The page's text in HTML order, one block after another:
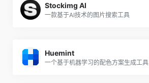
Stockimg AI
一款基于AI技术的图片搜索工具
Huemint
一个基于机器学习的配色方案生成工具